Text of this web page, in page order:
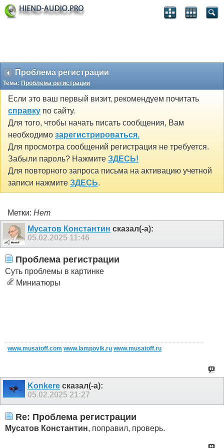
Проблема регистрации
Тема: Проблема регистрации
Если это ваш первый визит, рекомендуем почитать
справку по сайту.
Для того, чтобы начать писать сообщения, Вам
необходимо зарегистрироваться.
Для просмотра сообщений регистрация не требуется.
Забыли пароль? Нажмите ЗДЕСЬ!
Для повторного запроса письма на активацию учетной
записи нажмите ЗДЕСЬ.
Метки: Нет
Мусатов Константин сказал(-а):
05.02.2025 11:46
Проблема регистрации
Суть проблемы в картинке
Миниатюры
www.musatoff.com www.lampovik.ru www.musatoff.ru
Konkere сказал(-а):
05.02.2025 21:27
Re: Проблема регистрации
Мусатов Константин, поправил, проверь.